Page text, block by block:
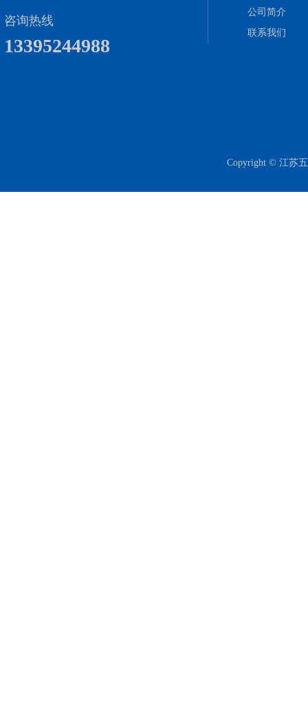
咨询热线
13395244988
公司简介
联系我们
Copyright © 江苏